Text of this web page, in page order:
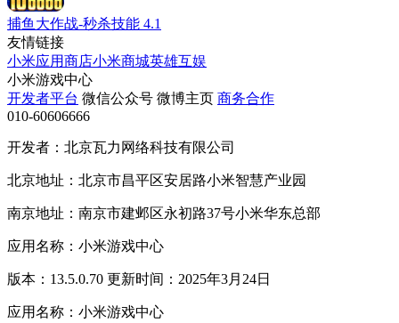
捕鱼大作战-秒杀技能 4.1
友情链接
小米应用商店小米商城英雄互娱
小米游戏中心
开发者平台 微信公众号 微博主页 商务合作
010-60606666
开发者：北京瓦力网络科技有限公司
北京地址：北京市昌平区安居路小米智慧产业园
南京地址：南京市建邺区永初路37号小米华东总部
应用名称：小米游戏中心
版本：13.5.0.70 更新时间：2025年3月24日
应用名称：小米游戏中心